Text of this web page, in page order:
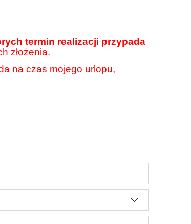
termin realizacji przypada
złożenia.
na czas mojego urlopu,